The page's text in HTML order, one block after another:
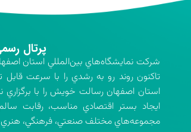
پرتال
تاكنون روند رو به رشدي را با سرعت
استان اصفهان رسالت خويش را با
ايجاد بستر اقتصادي مناسب، رقابت
مجموعه‌هاي مختلف صنعتي، فرهنگي،